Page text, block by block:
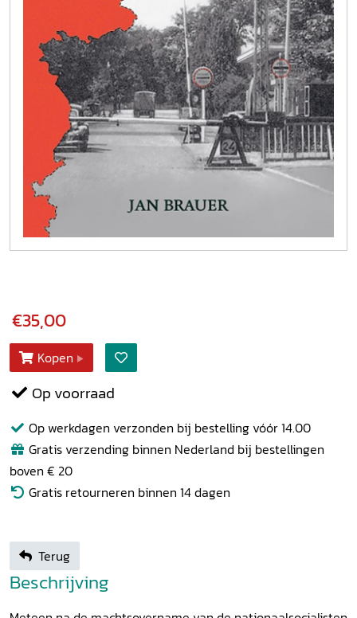
€35,00
Kopen
Op voorraad
Op werkdagen verzonden bij bestelling vóór 14.00
Gratis verzending binnen Nederland bij bestellingen
boven € 20
Gratis retourneren binnen 14 dagen
Terug
Beschrijving